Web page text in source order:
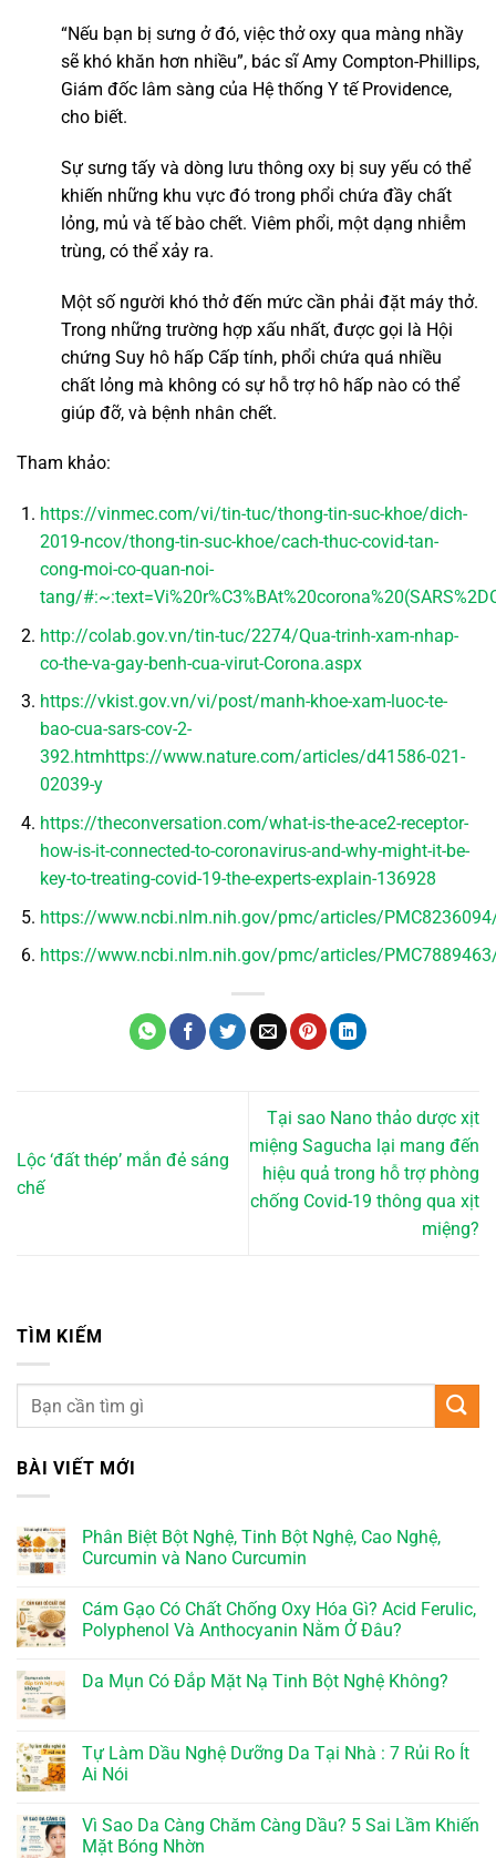
“Nếu bạn bị sưng ở đó, việc thở oxy qua màng nhầy
sẽ khó khăn hơn nhiều”, bác sĩ Amy Compton-Phillips,
Giám đốc lâm sàng của Hệ thống Y tế Providence,
cho biết.
Sự sưng tấy và dòng lưu thông oxy bị suy yếu có thể
khiến những khu vực đó trong phổi chứa đầy chất
lỏng, mủ và tế bào chết. Viêm phổi, một dạng nhiễm
trùng, có thể xảy ra.
Một số người khó thở đến mức cần phải đặt máy thở.
Trong những trường hợp xấu nhất, được gọi là Hội
chứng Suy hô hấp Cấp tính, phổi chứa quá nhiều
chất lỏng mà không có sự hỗ trợ hô hấp nào có thể
giúp đỡ, và bệnh nhân chết.
Tham khảo:
https://vinmec.com/vi/tin-tuc/thong-tin-suc-khoe/dich-
2019-ncov/thong-tin-suc-khoe/cach-thuc-covid-tan-
cong-moi-co-quan-noi-
tang/
http://colab.gov.vn/tin-tuc/2274/Qua-trinh-xam-nhap-
co-the-va-gay-benh-cua-virut-Corona.aspx
https://vkist.gov.vn/vi/post/manh-khoe-xam-luoc-te-
bao-cua-sars-cov-2-
392.htmhttps://www.nature.com/articles/d41586-021-
02039-y
https://theconversation.com/what-is-the-ace2-receptor-
how-is-it-connected-to-coronavirus-and-why-might-it-be-
key-to-treating-covid-19-the-experts-explain-136928
https://www.ncbi.nlm.nih.gov/pmc/articles/
https://www.ncbi.nlm.nih.gov/pmc/articles/
Lộc ‘đất thép’ mắn đẻ sáng
chế
Tại sao Nano thảo dược xịt
miệng Sagucha lại mang đến
hiệu quả trong hỗ trợ phòng
chống Covid-19 thông qua xịt
miệng?
TÌM KIẾM
BÀI VIẾT MỚI
Phân Biệt Bột Nghệ, Tinh Bột Nghệ, Cao Nghệ,
Curcumin và Nano Curcumin
Cám Gạo Có Chất Chống Oxy Hóa Gì? Acid Ferulic,
Polyphenol Và Anthocyanin Nằm Ở Đâu?
Da Mụn Có Đắp Mặt Nạ Tinh Bột Nghệ Không?
Tự Làm Dầu Nghệ Dưỡng Da Tại Nhà : 7 Rủi Ro Ít
Ai Nói
Vì Sao Da Càng Chăm Càng Dầu? 5 Sai Lầm Khiến
Mặt Bóng Nhờn